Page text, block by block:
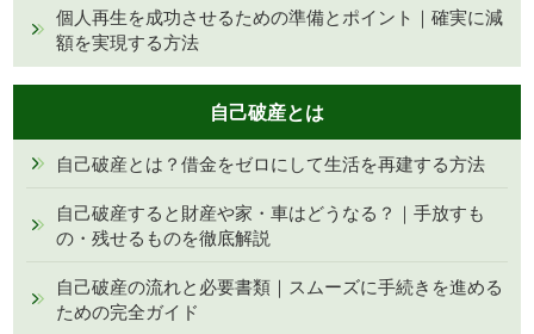
個人再生を成功させるための準備とポイント｜確実に減
額を実現する方法
自己破産とは
自己破産とは？借金をゼロにして生活を再建する方法
自己破産すると財産や家・車はどうなる？｜手放すも
の・残せるものを徹底解説
自己破産の流れと必要書類｜スムーズに手続きを進める
ための完全ガイド